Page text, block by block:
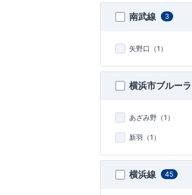
南武線 3
矢野口（1 ）
横浜市ブルー
あざみ野（1 ）
新羽（1 ）
横浜線 45